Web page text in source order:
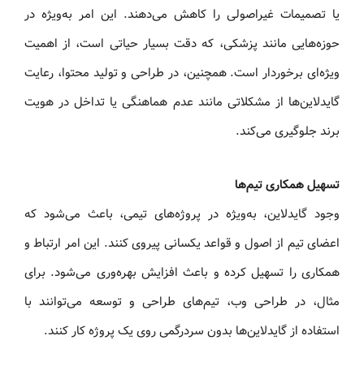
یا تصمیمات غیراصولی را کاهش می‌دهند. این امر به‌ویژه در
حوزه‌هایی مانند پزشکی، که دقت بسیار حیاتی است، از اهمیت
ویژه‌ای برخوردار است. همچنین، در طراحی و تولید محتوا، رعایت
گایدلاین‌ها از مشکلاتی مانند عدم هماهنگی یا تداخل در هویت
برند جلوگیری می‌کند.
تسهیل همکاری تیم‌ها
وجود گایدلاین، به‌ویژه در پروژه‌های تیمی، باعث می‌شود که
اعضای تیم از اصول و قواعد یکسانی پیروی کنند. این امر ارتباط و
همکاری را تسهیل کرده و باعث افزایش بهره‌وری می‌شود. برای
مثال، در طراحی وب، تیم‌های طراحی و توسعه می‌توانند با
استفاده از گایدلاین‌ها بدون سردرگمی روی یک پروژه کار کنند.